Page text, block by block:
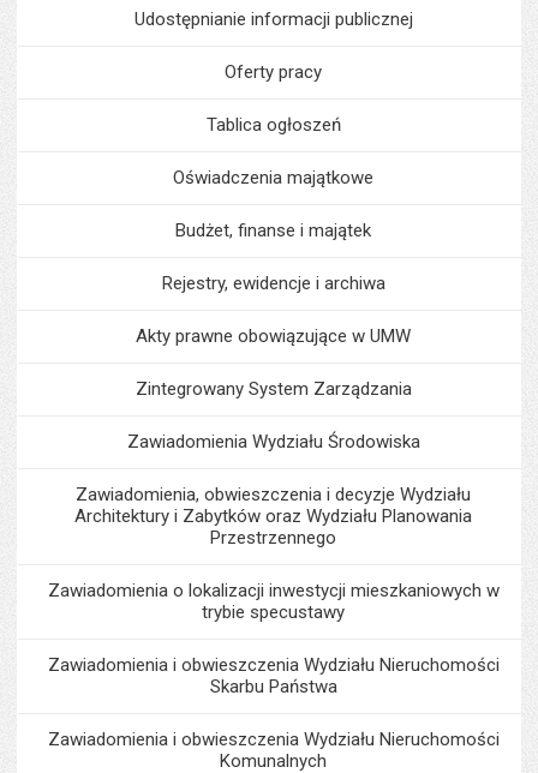
Udostępnianie informacji publicznej
Oferty pracy
Tablica ogłoszeń
Oświadczenia majątkowe
Budżet, finanse i majątek
Rejestry, ewidencje i archiwa
Akty prawne obowiązujące w UMW
Zintegrowany System Zarządzania
Zawiadomienia Wydziału Środowiska
Zawiadomienia, obwieszczenia i decyzje Wydziału
Architektury i Zabytków oraz Wydziału Planowania
Przestrzennego
Zawiadomienia o lokalizacji inwestycji mieszkaniowych w
trybie specustawy
Zawiadomienia i obwieszczenia Wydziału Nieruchomości
Skarbu Państwa
Zawiadomienia i obwieszczenia Wydziału Nieruchomości
Komunalnych